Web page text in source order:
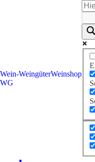
Wein-
WG
WeingüterWeinshop